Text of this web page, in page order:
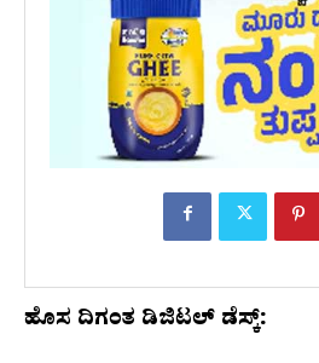
ಹೊಸ ದಿಗಂತ ಡಿಜಿಟಲ್ ಡೆಸ್ಕ್: